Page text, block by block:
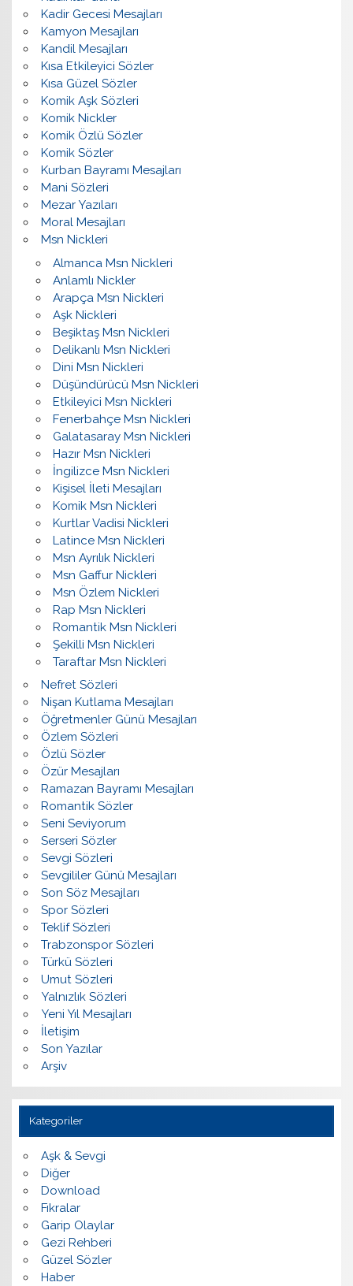
Kadir Gecesi Mesajları
Kamyon Mesajları
Kandil Mesajları
Kısa Etkileyici Sözler
Kısa Güzel Sözler
Komik Aşk Sözleri
Komik Nickler
Komik Özlü Sözler
Komik Sözler
Kurban Bayramı Mesajları
Mani Sözleri
Mezar Yazıları
Moral Mesajları
Msn Nickleri
Almanca Msn Nickleri
Anlamlı Nickler
Arapça Msn Nickleri
Aşk Nickleri
Beşiktaş Msn Nickleri
Delikanlı Msn Nickleri
Dini Msn Nickleri
Düşündürücü Msn Nickleri
Etkileyici Msn Nickleri
Fenerbahçe Msn Nickleri
Galatasaray Msn Nickleri
Hazır Msn Nickleri
İngilizce Msn Nickleri
Kişisel İleti Mesajları
Komik Msn Nickleri
Kurtlar Vadisi Nickleri
Latince Msn Nickleri
Msn Ayrılık Nickleri
Msn Gaffur Nickleri
Msn Özlem Nickleri
Rap Msn Nickleri
Romantik Msn Nickleri
Şekilli Msn Nickleri
Taraftar Msn Nickleri
Nefret Sözleri
Nişan Kutlama Mesajları
Öğretmenler Günü Mesajları
Özlem Sözleri
Özlü Sözler
Özür Mesajları
Ramazan Bayramı Mesajları
Romantik Sözler
Seni Seviyorum
Serseri Sözler
Sevgi Sözleri
Sevgililer Günü Mesajları
Son Söz Mesajları
Spor Sözleri
Teklif Sözleri
Trabzonspor Sözleri
Türkü Sözleri
Umut Sözleri
Yalnızlık Sözleri
Yeni Yıl Mesajları
İletişim
Son Yazılar
Arşiv
Kategoriler
Aşk & Sevgi
Diğer
Download
Fıkralar
Garip Olaylar
Gezi Rehberi
Güzel Sözler
Haber